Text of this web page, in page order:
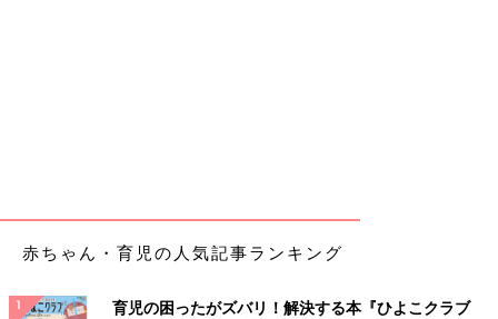
外性器の先天的発育不全が原因で、男の子の300人に1人程度が
発症するという報告もあります。遺伝子の異常や環境ホルモンが
メカニズムは不明です。
赤ちゃん・育児の人気記事ランキング
育児の困ったがズバリ！解決する本『ひよこクラブ